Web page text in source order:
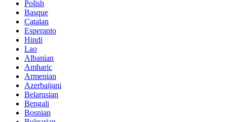
Polish
Basque
Catalan
Esperanto
Hindi
Lao
Albanian
Amharic
Armenian
Azerbaijani
Belarusian
Bengali
Bosnian